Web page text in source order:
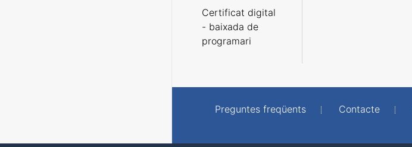
Certificat digital
- baixada de
programari
Preguntes freqüents Contacte